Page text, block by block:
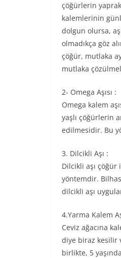
çöğürlerin
kalemlerinin
dolgun olursa,
olmadıkça göz
çöğür, mutlaka
mutlaka
2- Omega Aşısı :
Omega kalem
yaşlı çöğürlerin
edilmesidir. Bu
3. Dilcikli Aşı :
Dilcikli aşı
yöntemdir.
dilcikli aşı
4.Yarma Kalem
Ceviz ağacına
diye biraz kesilir
birlikte, 5